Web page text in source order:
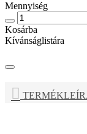
Mennyiség
Kosárba
Kívánságlistára